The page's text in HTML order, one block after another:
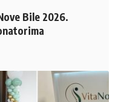
Bile 2026.